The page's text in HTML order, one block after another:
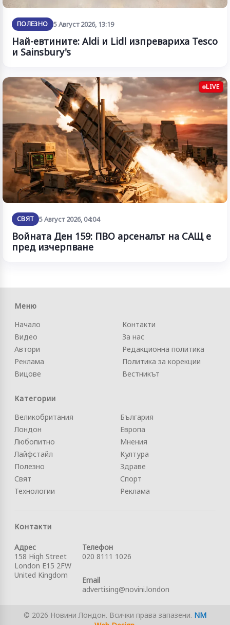
ПОЛЕЗНО 5 Август 2026, 13:19
Най-евтините: Aldi и Lidl изпревариха Tesco
и Sainsbury's
LIVE
СВЯТ 5 Август 2026, 04:04
Войната Ден 159: ПВО арсеналът на САЩ е
пред изчерпване
Меню
Начало
Видео
Автори
Реклама
Вицове
Контакти
За нас
Редакционна политика
Политика за корекции
Вестникът
Категории
Великобритания
Лондон
Любопитно
Лайфстайл
Полезно
Свят
Технологии
България
Европа
Мнения
Култура
Здраве
Спорт
Реклама
Контакти
Адрес
158 High Street
London E15 2FW
United Kingdom
Телефон
020 8111 1026
Email
advertising@novini.london
© 2026 Новини Лондон. Всички права запазени. NM